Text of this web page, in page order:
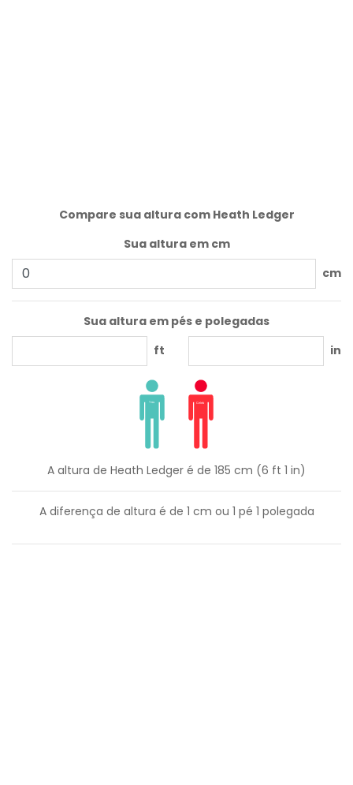
Compare sua altura com Heath Ledger
Sua altura em cm
cm
Sua altura em pés e polegadas
ft
in
A altura de Heath Ledger é de 185 cm (6 ft 1 in)
A diferença de altura é de 1 cm ou 1 pé 1 polegada